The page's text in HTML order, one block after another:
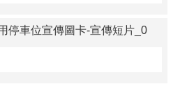
停車位宣傳圖卡-宣傳短片_0